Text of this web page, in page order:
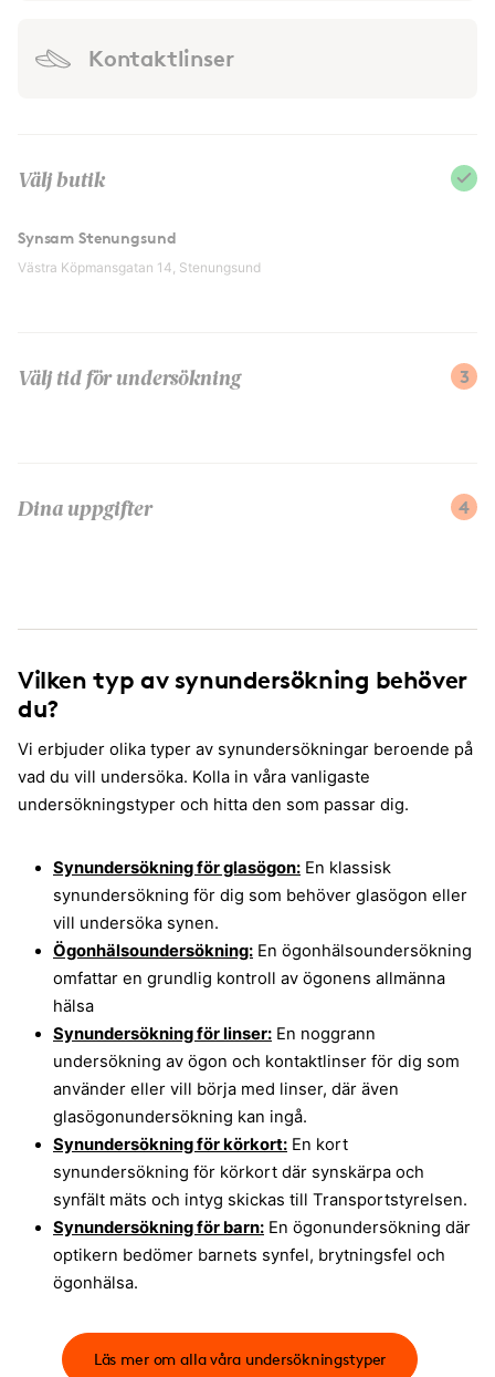
Kontaktlinser
Välj butik
Synsam Stenungsund
Västra Köpmansgatan 14, Stenungsund
3
Välj tid för undersökning
4
Dina uppgifter
Vilken typ av synundersökning behöver
du?
Vi erbjuder olika typer av synundersökningar beroende på
vad du vill undersöka. Kolla in våra vanligaste
undersökningstyper och hitta den som passar dig.
Synundersökning för glasögon: En klassisk
synundersökning för dig som behöver glasögon eller
vill undersöka synen.
Ögonhälsoundersökning: En ögonhälsoundersökning
omfattar en grundlig kontroll av ögonens allmänna
hälsa
Synundersökning för linser: En noggrann
undersökning av ögon och kontaktlinser för dig som
använder eller vill börja med linser, där även
glasögonundersökning kan ingå.
Synundersökning för körkort: En kort
synundersökning för körkort där synskärpa och
synfält mäts och intyg skickas till Transportstyrelsen.
Synundersökning för barn: En ögonundersökning där
optikern bedömer barnets synfel, brytningsfel och
ögonhälsa.
Läs mer om alla våra undersökningstyper